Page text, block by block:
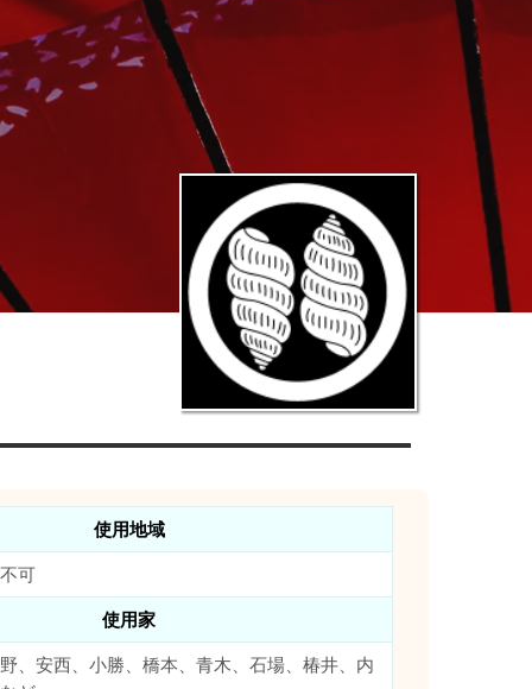
使用地域
可
使用家
、安西、小勝、橋本、青木、石場、椿井、内